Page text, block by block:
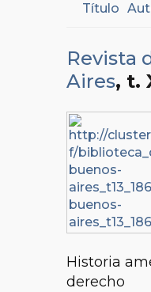
Título
Revista
Aires, t.
Historia
derecho